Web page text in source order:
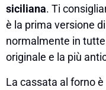
siciliana. Ti
è la prima versione
normalmente in
originale e la più
La cassata al forno